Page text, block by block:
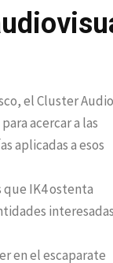
el Cluster
acercar a las
aplicadas a esos
que IK4 ostenta
en el escaparate